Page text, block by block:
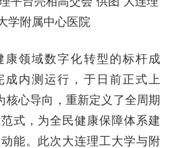
学附属中心医院
领域数字化转型的标杆成
成内测运行，于日前正式上
核心导向，重新定义了全周期
式，为全民健康保障体系建
能。此次大连理工大学与附